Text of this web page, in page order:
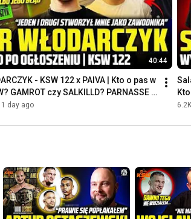
40:44
- KSW 122 x PAIVA | Kto o pas w
GAMROT czy SALKILLD? PARNASSE w
1 day ago